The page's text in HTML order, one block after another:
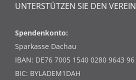
UNTERSTÜTZEN SIE DEN VEREIN
Spendenkonto:
Sparkasse Dachau
IBAN: DE76 7005 1540 0280 9643 96
BIC: BYLADEM1DAH